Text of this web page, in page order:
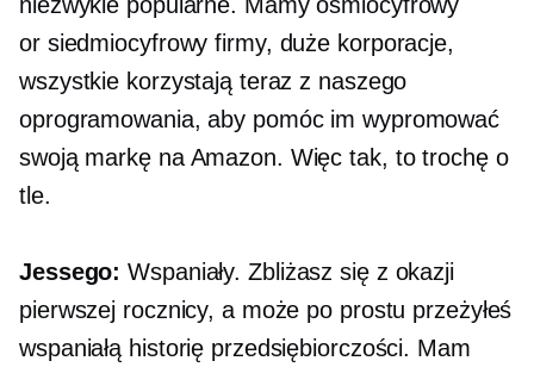
or siedmiocyfrowy firmy, duże korporacje,
wszystkie korzystają teraz z naszego
oprogramowania, aby pomóc im wypromować
swoją markę na Amazon. Więc tak, to trochę o
tle.
Jessego: Wspaniały. Zbliżasz się z okazji
pierwszej rocznicy, a może po prostu przeżyłeś
wspaniałą historię przedsiębiorczości. Mam